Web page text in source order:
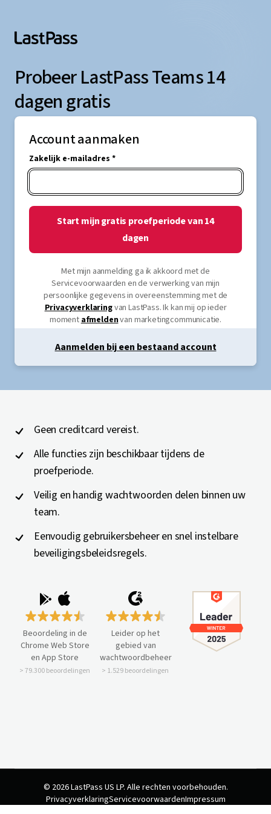
Probeer LastPass Teams 14
dagen gratis
Account aanmaken
Aanmelden bij een bestaand account
Zakelijk e-mailadres *
Start mijn gratis proefperiode van 14
dagen
Met mijn aanmelding ga ik akkoord met de
Servicevoorwaarden en de verwerking van mijn
persoonlijke gegevens in overeenstemming met de
Privacyverklaringvan LastPass. Ik kan mij op ieder
momentafmeldenvan marketingcommunicatie.
Geen creditcard vereist.
Alle functies zijn beschikbaar tijdens de
proefperiode.
Veilig en handig wachtwoorden delen binnen uw
team.
Eenvoudig gebruikersbeheer en snel instelbare
beveiligingsbeleidsregels.
Beoordeling in de
Chrome Web Store
en App Store
> 79.300 beoordelingen
Leider op het
gebied van
wachtwoordbeheer
> 1.529 beoordelingen
© 2026 LastPass US LP. Alle rechten voorbehouden.
PrivacyverklaringServicevoorwaardenImpressum